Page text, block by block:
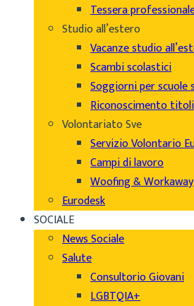
Tessera
Studio all’estero
Vacanze studio
Scambi scolastici
Soggiorni per scuole
Riconoscimento titoli
Volontariato Sve
Servizio Volontario
Campi di lavoro
Woofing & Workaway
Eurodesk
SOCIALE
News Sociale
Salute
Consultorio Giovani
LGBTQIA+